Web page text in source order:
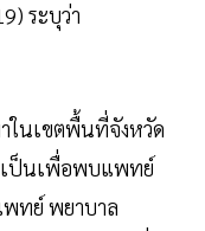
ระบุว่า
ในเขตพื้นที่จังหวัด
เป็นเพื่อพบแพทย์
ทย์ พยาบาล